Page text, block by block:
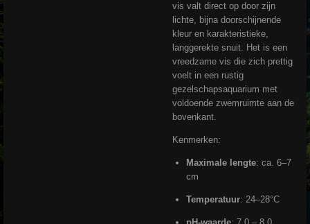
vis valt direct op door zijn
lichte, bijna doorschijnende
kleur en karakteristieke,
langgerekte snuit. Het is een
vreedzame vis die zich prettig
voelt in een rustig
gezelschapsaquarium met
voldoende zwemruimte aan de
bovenkant.
Kenmerken:
Maximale lengte: ca. 6–7
cm
Temperatuur: 24–28°C